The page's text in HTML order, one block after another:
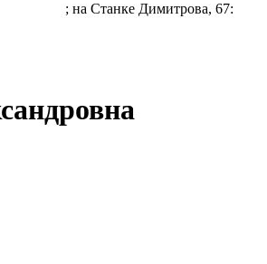
; на Станке Димитрова, 67: